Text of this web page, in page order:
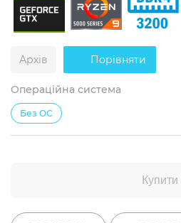
Надшвидкий M.2 SSD NVME
Архів Порівняти
Операційна система
Без ОС
Купити